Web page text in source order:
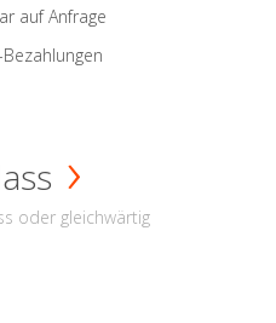
auf Anfrage
oder gleichwärtig